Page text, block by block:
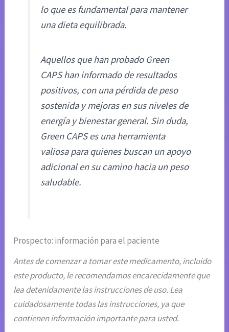
lo que es fundamental para mantener
una dieta equilibrada.
Aquellos que han probado Green
CAPS han informado de resultados
positivos, con una pérdida de peso
sostenida y mejoras en sus niveles de
energía y bienestar general. Sin duda,
Green CAPS es una herramienta
valiosa para quienes buscan un apoyo
adicional en su camino hacia un peso
saludable.
Prospecto: información para el paciente
Antes de comenzar a tomar este medicamento, incluido
este producto, le recomendamos encarecidamente que
lea detenidamente las instrucciones de uso. Lea
cuidadosamente todas las instrucciones, ya que
contienen información importante para usted.